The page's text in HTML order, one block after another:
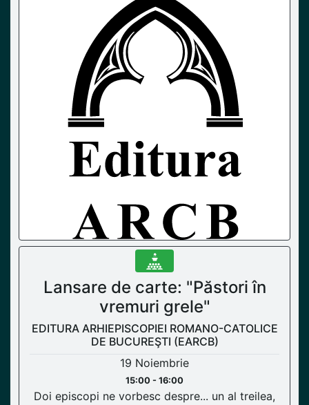
Lansare de carte: "Păstori în
vremuri grele"
EDITURA ARHIEPISCOPIEI ROMANO-CATOLICE
DE BUCUREŞTI (EARCB)
19 Noiembrie
15:00 - 16:00
Doi episcopi ne vorbesc despre... un al treilea,